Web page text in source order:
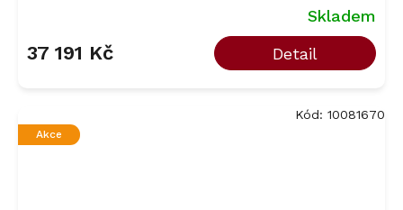
Skladem
37 191 Kč Detail
Akce
Kód: 10081670